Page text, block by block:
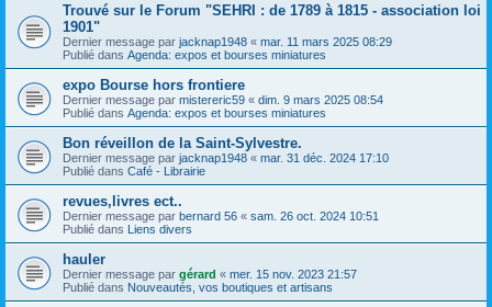
Trouvé sur le Forum "SEHRI : de 1789 à 1815 - association loi
1901"
Dernier message par jacknap1948 « mar. 11 mars 2025 08:29
Publié dans Agenda: expos et bourses miniatures
expo Bourse hors frontiere
Dernier message par mistereric59 « dim. 9 mars 2025 08:54
Publié dans Agenda: expos et bourses miniatures
Bon réveillon de la Saint-Sylvestre.
Dernier message par jacknap1948 « mar. 31 déc. 2024 17:10
Publié dans Café - Librairie
revues,livres ect..
Dernier message par bernard 56 « sam. 26 oct. 2024 10:51
Publié dans Liens divers
hauler
Dernier message par gérard « mer. 15 nov. 2023 21:57
Publié dans Nouveautés, vos boutiques et artisans